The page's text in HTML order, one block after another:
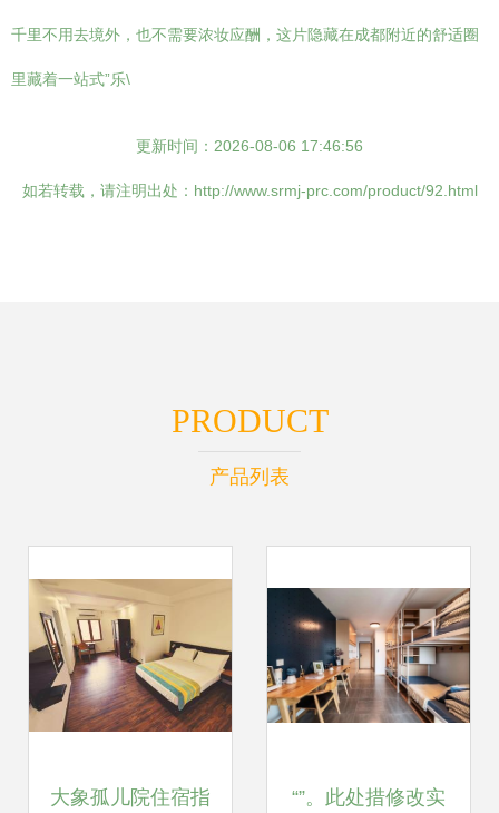
千里不用去境外，也不需要浓妆应酬，这片隐藏在成都附近的舒适圈
里藏着一站式”乐\
更新时间：2026-08-06 17:46:56
如若转载，请注明出处：http://www.srmj-prc.com/product/92.html
PRODUCT
产品列表
大象孤儿院住宿指 “”。此处措修改实